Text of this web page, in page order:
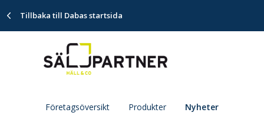
Tillbaka till Dabas startsida
Företagsöversikt Produkter Nyheter